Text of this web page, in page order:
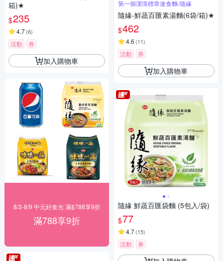
箱)★
$235
4.7(6)
活動 券
加入購物車
8/3-8/9 中元好食光 滿$788享9折
滿788享9折
第一個潔境標章速食麵-隨緣
隨緣-鮮蔬百匯素湯麵(6袋/箱)★
$462
4.6 (11)
活動 券
加入購物車
隨緣 鮮蔬百匯袋麵 (5包入/袋)
$77
4.7(15)
活動 券